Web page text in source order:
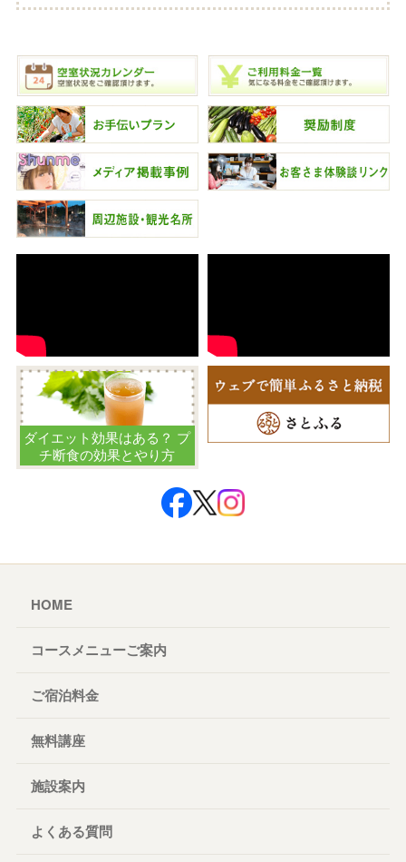
ダイエット効果はある？ プ
チ断食の効果とやり方
HOME
コースメニューご案内
ご宿泊料金
無料講座
施設案内
よくある質問